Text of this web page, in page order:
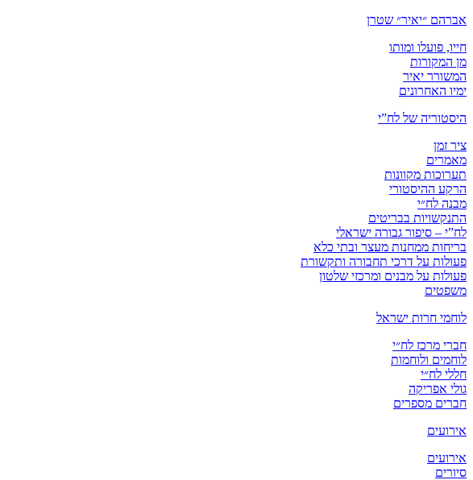
אברהם ״יאיר״ שטרן
חייו, פועלו ומותו
מן המקורות
המשורר יאיר
ימיו האחרונים
היסטוריה של לח”י
ציר זמן
מאמרים
תערוכות מקוונות
הרקע ההיסטורי
מבנה לח״י
התנקשויות בבריטים
לח”י – סיפור גבורה ישראלי
בריחות ממחנות מעצר ובתי כלא
פעולות על דרכי תחבורה ותקשורת
פעולות על מבנים ומרכזי שלטון
משפטים
לוחמי חרות ישראל
חברי מרכז לח״י
לוחמים ולוחמות
חללי לח״י
גולי אפריקה
חברים מספרים
אירועים
אירועים
סיורים